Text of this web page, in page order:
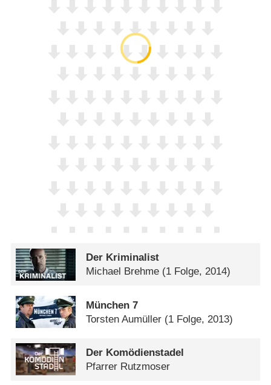
Der Kriminalist
Michael Brehme (1 Folge, 2014)
München 7
Torsten Aumüller (1 Folge, 2013)
Der Komödienstadel
Pfarrer Rutzmoser